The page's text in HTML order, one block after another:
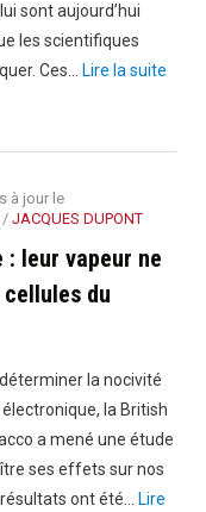
sont aujourd’hui
les scientifiques
Ces…
Lire la suite
à jour le
/ JACQUES DUPONT
leur vapeur ne
du
la nocivité
la British
a mené une étude
ses effets sur nos
ont été…
Lire